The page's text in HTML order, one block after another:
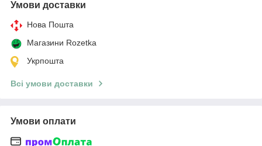
Умови доставки
Нова Пошта
Магазини Rozetka
Укрпошта
Всі умови доставки
Умови оплати